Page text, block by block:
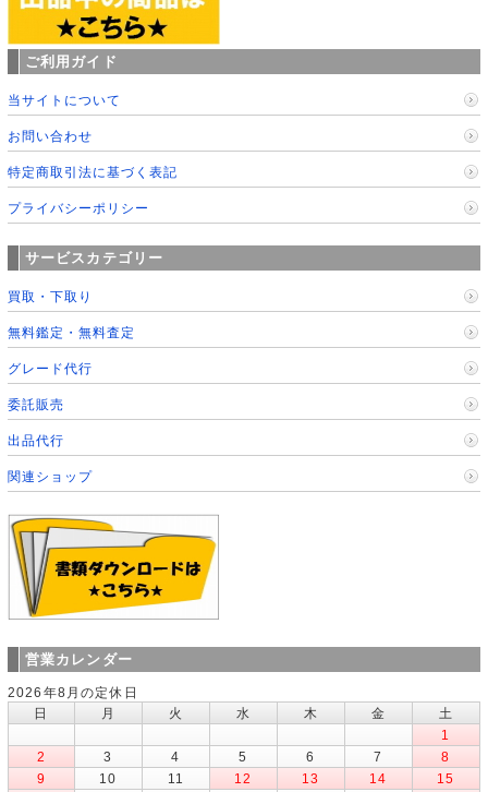
ご利用ガイド
当サイトについて
お問い合わせ
特定商取引法に基づく表記
プライバシーポリシー
サービスカテゴリー
買取・下取り
無料鑑定・無料査定
グレード代行
委託販売
出品代行
関連ショップ
営業カレンダー
2026年8月の定休日
日
月 火 水 木 金
土
1
2
3 4 5 6 7
8
9
10 11 12 13 14
15